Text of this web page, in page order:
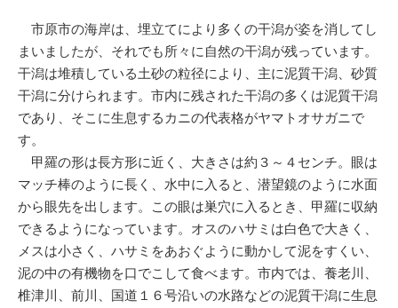
市原市の海岸は、埋立てにより多くの干潟が姿を消してし
まいましたが、それでも所々に自然の干潟が残っています。
干潟は堆積している土砂の粒径により、主に泥質干潟、砂質
干潟に分けられます。市内に残された干潟の多くは泥質干潟
であり、そこに生息するカニの代表格がヤマトオサガニで
す。
甲羅の形は長方形に近く、大きさは約３～４センチ。眼は
マッチ棒のように長く、水中に入ると、潜望鏡のように水面
から眼先を出します。この眼は巣穴に入るとき、甲羅に収納
できるようになっています。オスのハサミは白色で大きく、
メスは小さく、ハサミをあおぐように動かして泥をすくい、
泥の中の有機物を口でこして食べます。市内では、養老川、
椎津川、前川、国道１６号沿いの水路などの泥質干潟に生息